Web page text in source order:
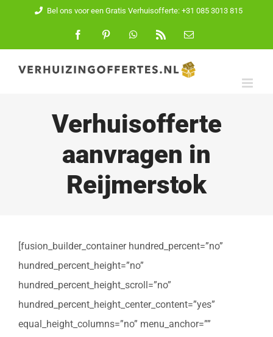
inhoud
Bel ons voor een Gratis Verhuisofferte: +31 085 3013 815
FacebookPinterest WhatsApp
E-
Verhuisofferte
aanvragen in
Reijmerstok
[fusion_builder_container hundred_percent=”no”
hundred_percent_height=”no”
hundred_percent_height_scroll=”no”
hundred_percent_height_center_content=”yes”
equal_height_columns=”no” menu_anchor=””